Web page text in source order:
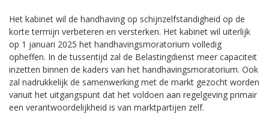
Het kabinet wil de handhaving op schijnzelfstandigheid op de
korte termijn verbeteren en versterken. Het kabinet wil uiterlijk
op 1 januari 2025 het handhavingsmoratorium volledig
opheffen. In de tussentijd zal de Belastingdienst meer capaciteit
inzetten binnen de kaders van het handhavingsmoratorium. Ook
zal nadrukkelijk de samenwerking met de markt gezocht worden
vanuit het uitgangspunt dat het voldoen aan regelgeving primair
een verantwoordelijkheid is van marktpartijen zelf.